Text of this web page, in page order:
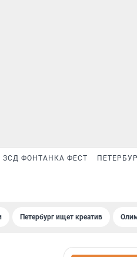
ЗСД ФОНТАНКА ФЕСТ
Петербург ищет креатив